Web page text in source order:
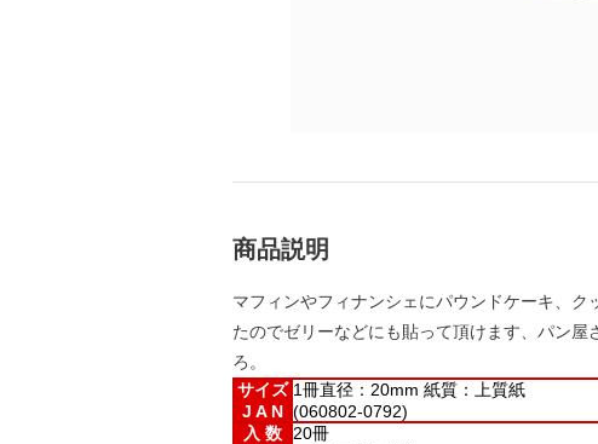
商品説明
マフィンやフィナンシェにパウンドケーキ、
たのでゼリーなどにも貼って頂けます、パン
ろ。
サイズ
J A N
1冊直径：20mm 紙質：上質紙
(060802-0792)
入 数
20冊